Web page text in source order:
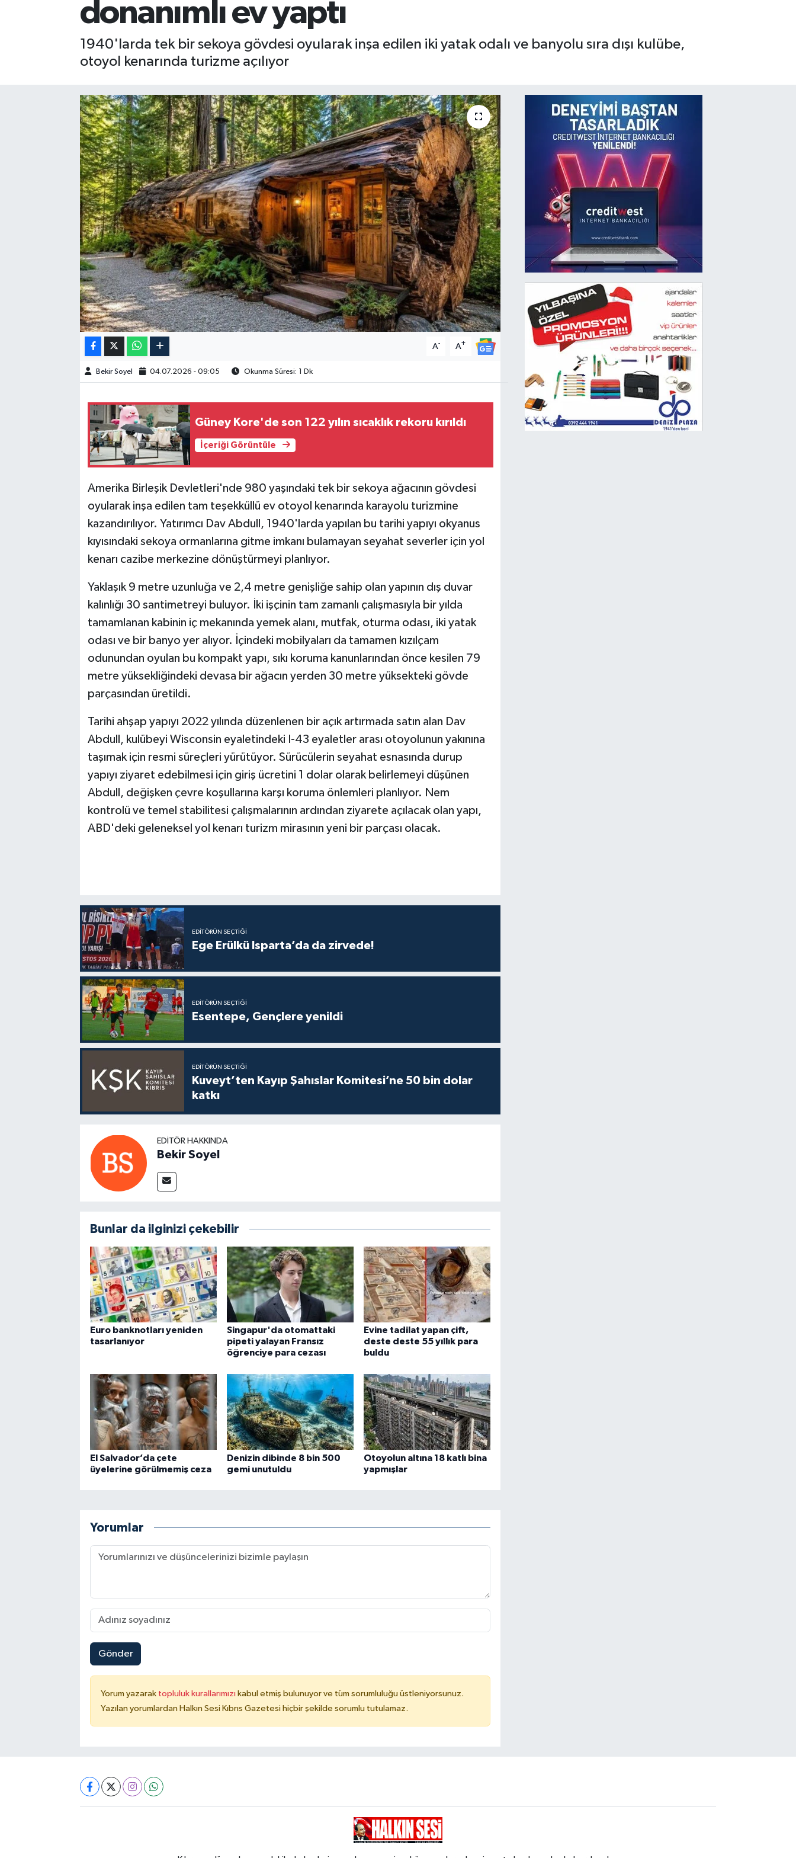
donanımlı ev yaptı
1940'larda tek bir sekoya gövdesi oyularak inşa edilen iki yatak odalı ve banyolu sıra dışı kulübe,
otoyol kenarında turizme açılıyor
A- A+
Bekir Soyel 04.07.2026 - 09:05 Okunma Süresi: 1 Dk
Güney Kore'de son 122 yılın sıcaklık rekoru kırıldı
İçeriği Görüntüle
Amerika Birleşik Devletleri'nde 980 yaşındaki tek bir sekoya ağacının gövdesi
oyularak inşa edilen tam teşekküllü ev otoyol kenarında karayolu turizmine
kazandırılıyor. Yatırımcı Dav Abdull, 1940'larda yapılan bu tarihi yapıyı okyanus
kıyısındaki sekoya ormanlarına gitme imkanı bulamayan seyahat severler için yol
kenarı cazibe merkezine dönüştürmeyi planlıyor.
Yaklaşık 9 metre uzunluğa ve 2,4 metre genişliğe sahip olan yapının dış duvar
kalınlığı 30 santimetreyi buluyor. İki işçinin tam zamanlı çalışmasıyla bir yılda
tamamlanan kabinin iç mekanında yemek alanı, mutfak, oturma odası, iki yatak
odası ve bir banyo yer alıyor. İçindeki mobilyaları da tamamen kızılçam
odunundan oyulan bu kompakt yapı, sıkı koruma kanunlarından önce kesilen 79
metre yüksekliğindeki devasa bir ağacın yerden 30 metre yüksekteki gövde
parçasından üretildi.
Tarihi ahşap yapıyı 2022 yılında düzenlenen bir açık artırmada satın alan Dav
Abdull, kulübeyi Wisconsin eyaletindeki I-43 eyaletler arası otoyolunun yakınına
taşımak için resmi süreçleri yürütüyor. Sürücülerin seyahat esnasında durup
yapıyı ziyaret edebilmesi için giriş ücretini 1 dolar olarak belirlemeyi düşünen
Abdull, değişken çevre koşullarına karşı koruma önlemleri planlıyor. Nem
kontrolü ve temel stabilitesi çalışmalarının ardından ziyarete açılacak olan yapı,
ABD'deki geleneksel yol kenarı turizm mirasının yeni bir parçası olacak.
EDITÖRÜN SEÇTIĞI
Ege Erülkü Isparta’da da zirvede!
EDITÖRÜN SEÇTIĞI
Esentepe, Gençlere yenildi
EDITÖRÜN SEÇTIĞI
Kuveyt’ten Kayıp Şahıslar Komitesi’ne 50 bin dolar
katkı
EDITÖR HAKKINDA
Bekir Soyel
Bunlar da ilginizi çekebilir
Euro banknotları yeniden
tasarlanıyor
Singapur'da otomattaki
pipeti yalayan Fransız
öğrenciye para cezası
Evine tadilat yapan çift,
deste deste 55 yıllık para
buldu
El Salvador’da çete
üyelerine görülmemiş ceza
Denizin dibinde 8 bin 500
gemi unutuldu
Otoyolun altına 18 katlı bina
yapmışlar
Yorumlar
Gönder
Yorum yazarak topluluk kurallarımızı kabul etmiş bulunuyor ve tüm sorumluluğu üstleniyorsunuz.
Yazılan yorumlardan Halkın Sesi Kıbrıs Gazetesi hiçbir şekilde sorumlu tutulamaz.